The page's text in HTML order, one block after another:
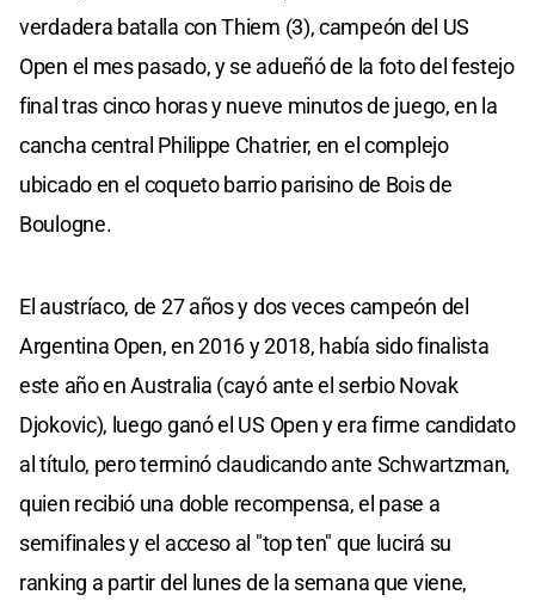
verdadera batalla con Thiem (3), campeón del US
Open el mes pasado, y se adueñó de la foto del festejo
final tras cinco horas y nueve minutos de juego, en la
cancha central Philippe Chatrier, en el complejo
ubicado en el coqueto barrio parisino de Bois de
Boulogne.
El austríaco, de 27 años y dos veces campeón del
Argentina Open, en 2016 y 2018, había sido finalista
este año en Australia (cayó ante el serbio Novak
Djokovic), luego ganó el US Open y era firme candidato
al título, pero terminó claudicando ante Schwartzman,
quien recibió una doble recompensa, el pase a
semifinales y el acceso al "top ten" que lucirá su
ranking a partir del lunes de la semana que viene,